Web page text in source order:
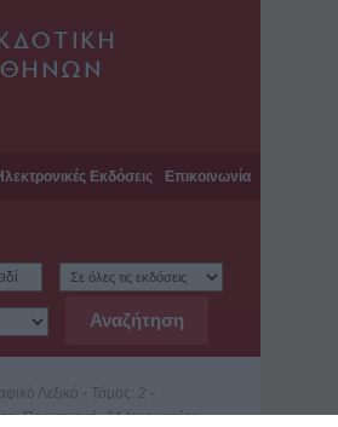
Εκδόσεις Επικοινωνία
Λεξικό - Τόμος: 2 -
Παρασκευή, 24 Ιανουαρίου